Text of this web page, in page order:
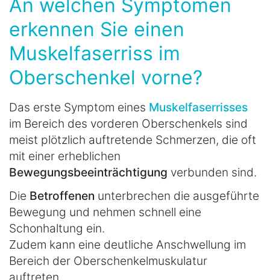
An welchen Symptomen
erkennen Sie einen
Muskelfaserriss im
Oberschenkel vorne?
Das erste Symptom eines Muskelfaserrisses
im Bereich des vorderen Oberschenkels sind
meist plötzlich auftretende Schmerzen, die oft
mit einer erheblichen
Bewegungsbeeinträchtigung verbunden sind.
Die Betroffenen unterbrechen die ausgeführte
Bewegung und nehmen schnell eine
Schonhaltung ein.
Zudem kann eine deutliche Anschwellung im
Bereich der Oberschenkelmuskulatur
auftreten.